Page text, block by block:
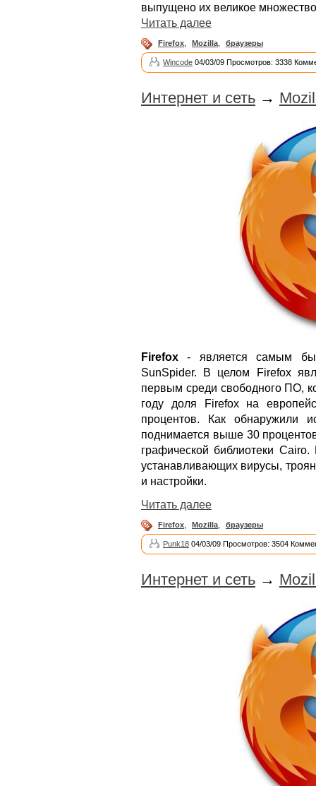
выпущено их великое
Читать далее
Firefox Mozilla браузеры
Wincode 04/03/09 Просмотров: 3338
Интернет и сеть →
Firefox - является самым
SunSpider. В целом Firefox
первым среди свободного ПО,
году доля Firefox на
процентов. Как обнаружили
поднимается выше 30
графической библиотеки
устанавливающих вирусы,
и настройки.
Читать далее
Firefox Mozilla браузеры
Punk18 04/03/09 Просмотров: 3504
Интернет и сеть →